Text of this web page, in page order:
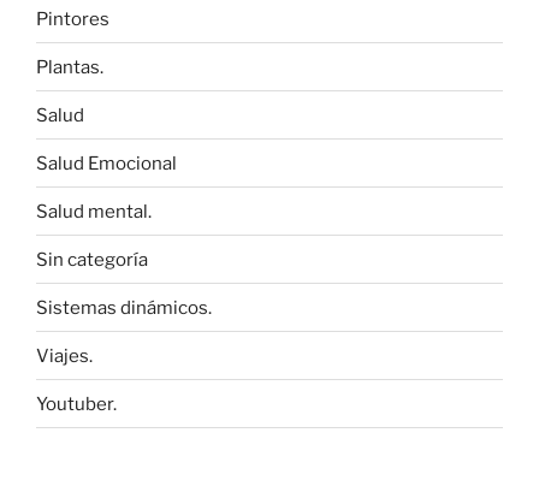
Pintores
Plantas.
Salud
Salud Emocional
Salud mental.
Sin categoría
Sistemas dinámicos.
Viajes.
Youtuber.